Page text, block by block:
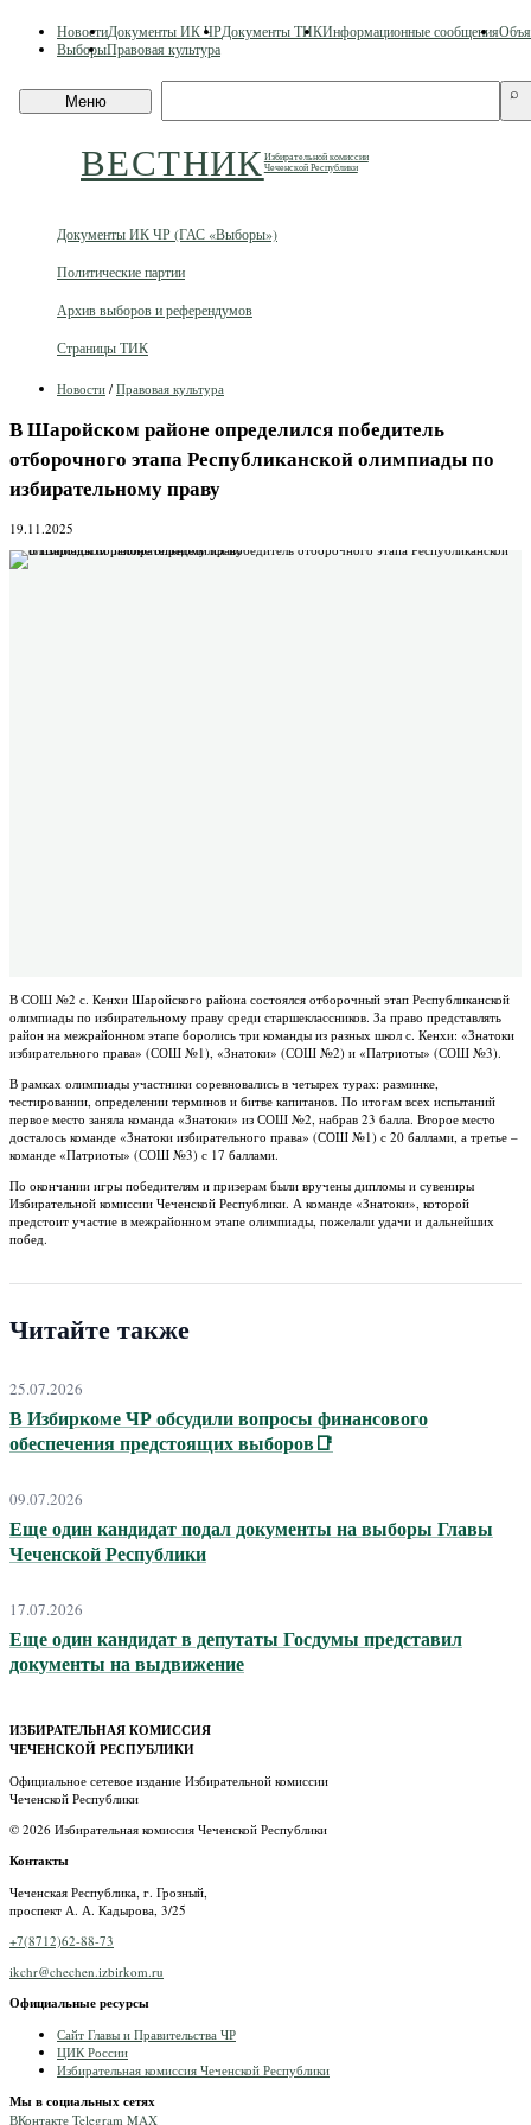
content
НовостиДокументы ИК ЧРДокументы ТИКИнформационные сообщения
ВыборыПравовая культура
Меню
ВЕСТНИКИзбирательной комиссии
Чеченской Республики
сайту
⌕
Документы ИК ЧР (ГАС «Выборы»)
Политические партии
Архив выборов и референдумов
Страницы ТИК
Новости / Правовая культура
В Шаройском районе определился победитель
отборочного этапа Республиканской олимпиады по
избирательному праву
19.11.2025
В СОШ №2 с. Кенхи Шаройского района состоялся отборочный этап Республиканской
олимпиады по избирательному праву среди старшеклассников. За право представлять
район на межрайонном этапе боролись три команды из разных школ с. Кенхи: «Знатоки
избирательного права» (СОШ №1), «Знатоки» (СОШ №2) и «Патриоты» (СОШ №3).
В рамках олимпиады участники соревновались в четырех турах: разминке,
тестировании, определении терминов и битве капитанов. По итогам всех испытаний
первое место заняла команда «Знатоки» из СОШ №2, набрав 23 балла. Второе место
досталось команде «Знатоки избирательного права» (СОШ №1) с 20 баллами, а третье –
команде «Патриоты» (СОШ №3) с 17 баллами.
По окончании игры победителям и призерам были вручены дипломы и сувениры
Избирательной комиссии Чеченской Республики. А команде «Знатоки», которой
предстоит участие в межрайонном этапе олимпиады, пожелали удачи и дальнейших
побед.
Читайте также
25.07.2026
В Избиркоме ЧР обсудили вопросы финансового
обеспечения предстоящих выборов📑
09.07.2026
Еще один кандидат подал документы на выборы Главы
Чеченской Республики
17.07.2026
Еще один кандидат в депутаты Госдумы представил
документы на выдвижение
ИЗБИРАТЕЛЬНАЯ КОМИССИЯ
ЧЕЧЕНСКОЙ РЕСПУБЛИКИ
Официальное сетевое издание Избирательной комиссии
Чеченской Республики
© 2026 Избирательная комиссия Чеченской Республики
Контакты
Чеченская Республика, г. Грозный,
проспект А. А. Кадырова, 3/25
+7(8712)62-88-73
ikchr@chechen.izbirkom.ru
Официальные ресурсы
Сайт Главы и Правительства ЧР
ЦИК России
Избирательная комиссия Чеченской Республики
Мы в социальных сетях
ВКонтакте Telegram MAX